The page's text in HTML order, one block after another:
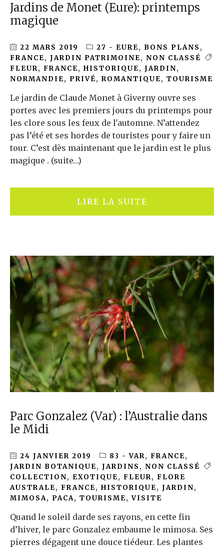
Jardins de Monet (Eure): printemps
magique
22 MARS 2019 27 - EURE, BONS PLANS ,
FRANCE, JARDIN PATRIMOINE, NON CLASSÉ
FLEUR, FRANCE, HISTORIQUE, JARDIN,
NORMANDIE, PRIVÉ, ROMANTIQUE, TOURISME
Le jardin de Claude Monet à Giverny ouvre ses
portes avec les premiers jours du printemps pour
les clore sous les feux de l'automne. N’attendez
pas l’été et ses hordes de touristes pour y faire un
tour. C’est dès maintenant que le jardin est le plus
magique . (suite…)
LIRE LA SUITE
Parc Gonzalez (Var) : l’Australie dans
le Midi
24 JANVIER 2019 83 - VAR, FRANCE,
JARDIN BOTANIQUE, JARDINS , NON CLASSÉ
COLLECTION, EXOTIQUE, FLEUR, FLORE
AUSTRALE, FRANCE, HISTORIQUE, JARDIN,
MIMOSA, PACA, TOURISME,VISITE
Quand le soleil darde ses rayons, en cette fin
d’hiver, le parc Gonzalez embaume le mimosa. Ses
pierres dégagent une douce tiédeur. Les plantes